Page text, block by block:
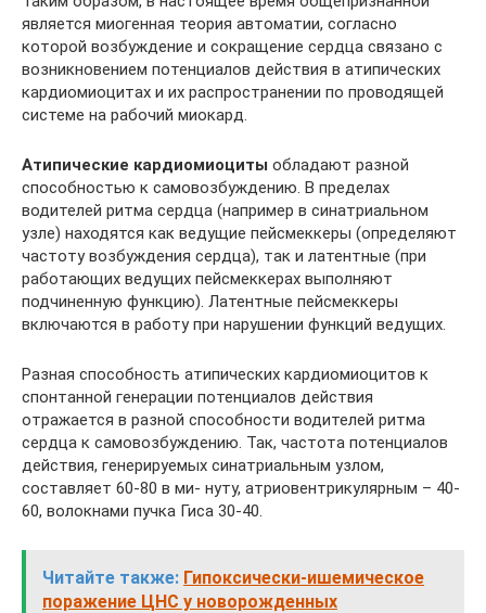
является миогенная теория автоматии, согласно
которой возбуждение и сокращение сердца связано с
возникновением потенциалов действия в атипических
кардиомиоцитах и их распространении по проводящей
системе на рабочий миокард.
Атипические кардиомиоциты обладают разной
способностью к самовозбуждению. В пределах
водителей ритма сердца (например в синатриальном
узле) находятся как ведущие пейсмеккеры (определяют
частоту возбуждения сердца), так и латентные (при
работающих ведущих пейсмеккерах выполняют
подчиненную функцию). Латентные пейсмеккеры
включаются в работу при нарушении функций ведущих.
Разная способность атипических кардиомиоцитов к
спонтанной генерации потенциалов действия
отражается в разной способности водителей ритма
сердца к самовозбуждению. Так, частота потенциалов
действия, генерируемых синатриальным узлом,
составляет 60-80 в ми- нуту, атриовентрикулярным – 40-
60, волокнами пучка Гиса 30-40.
Читайте также: Гипоксически-ишемическое
поражение ЦНС у новорожденных